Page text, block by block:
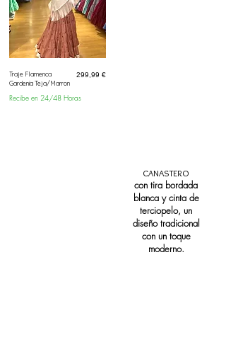
Traje Flamenca
Gardenia Teja/Marron
Prix
299,99 €
Recibe en 24/48 Horas
CANASTERO
con tira bordada
blanca y cinta de
terciopelo, un
diseño tradicional
con un toque
moderno.​